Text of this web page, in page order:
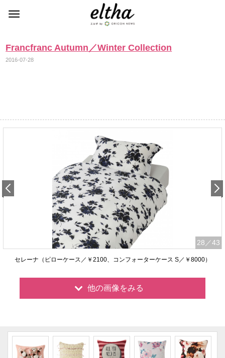
Francfranc Autumn／Winter Collection
2016-07-28
28 ／43
セレーナ（ピローケース／￥2100、コンフォーターケース S／￥8000）
他の画像をみる